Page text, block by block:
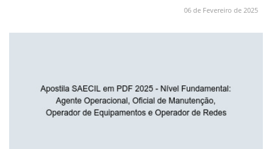
06 de Fevereiro de 2025